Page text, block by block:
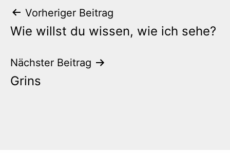
Beitrags-
Navigation
Vorheriger Beitrag
Wie willst du wissen, wie ich sehe?
Nächster Beitrag
Grins